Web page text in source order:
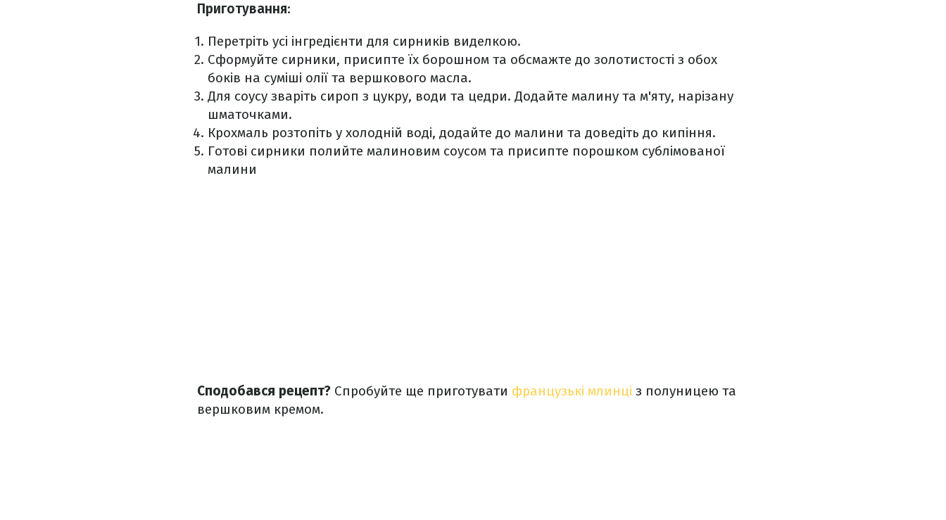
Приготування:
Перетріть усі інгредієнти для сирників виделкою.
Сформуйте сирники, присипте їх борошном та обсмажте до золотистості з обох
боків на суміші олії та вершкового масла.
Для соусу зваріть сироп з цукру, води та цедри. Додайте малину та м'яту, нарізану
шматочками.
Крохмаль розтопіть у холодній воді, додайте до малини та доведіть до кипіння.
Готові сирники полийте малиновим соусом та присипте порошком сублімованої
малини
Сподобався рецепт? Спробуйте ще приготувати французькі млинці з полуницею та
вершковим кремом.